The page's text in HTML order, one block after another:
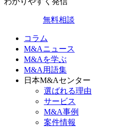
無料相談
コラム
M&Aニュース
M&Aを学ぶ
M&A用語集
日本M&Aセンター
選ばれる理由
サービス
M&A事例
案件情報